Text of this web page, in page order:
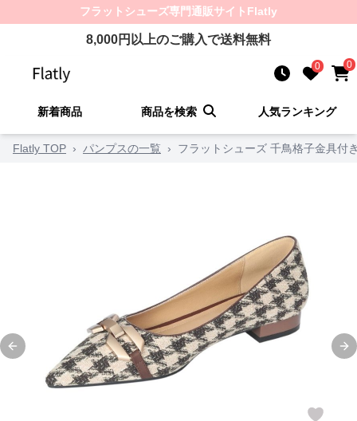
フラットシューズ専門通販サイト Flatly
8,000円以上のご購入で送料無料
0 0
新着商品 商品を検索 人気ランキング
Flatly TOP › パンプスの一覧 › フラットシューズ 千鳥格子金具付
Previous slide